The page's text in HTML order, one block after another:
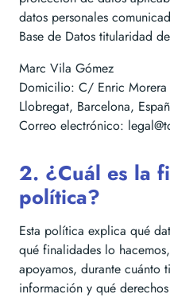
datos personales
Base de Datos titularidad
Marc Vila Gómez
Domicilio: C/ Enric
Llobregat, Barcelona,
Correo electrónico:
2. ¿Cuál es la
política?
Esta política explica qué
qué finalidades lo
apoyamos, durante cuánto
información y qué